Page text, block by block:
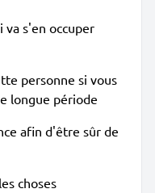
va s'en occuper
personne si vous
longue période
afin d'être sûr de
choses